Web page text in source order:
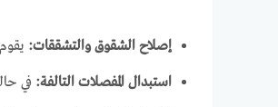
إصلاح الشقوق والتشققات:
استبدال المفصلات التالفة: في